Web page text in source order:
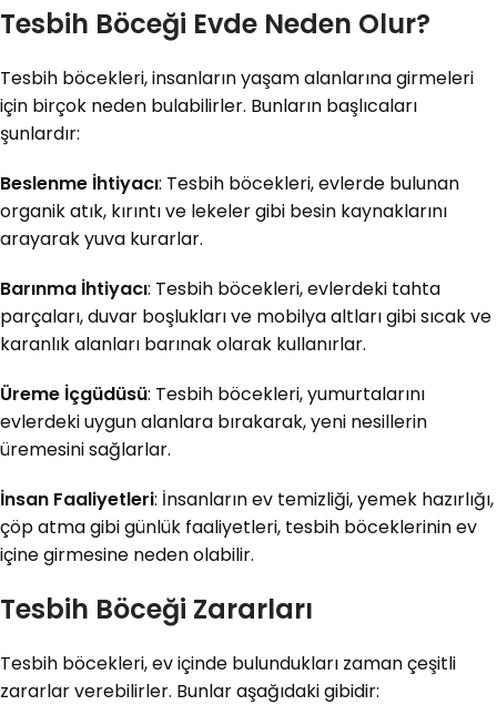
Tesbih Böceği Evde Neden Olur?
Tesbih böcekleri, insanların yaşam alanlarına girmeleri
için birçok neden bulabilirler. Bunların başlıcaları
şunlardır:
Beslenme İhtiyacı: Tesbih böcekleri, evlerde bulunan
organik atık, kırıntı ve lekeler gibi besin kaynaklarını
arayarak yuva kurarlar.
Barınma İhtiyacı: Tesbih böcekleri, evlerdeki tahta
parçaları, duvar boşlukları ve mobilya altları gibi sıcak ve
karanlık alanları barınak olarak kullanırlar.
Üreme İçgüdüsü: Tesbih böcekleri, yumurtalarını
evlerdeki uygun alanlara bırakarak, yeni nesillerin
üremesini sağlarlar.
İnsan Faaliyetleri: İnsanların ev temizliği, yemek hazırlığı,
çöp atma gibi günlük faaliyetleri, tesbih böceklerinin ev
içine girmesine neden olabilir.
Tesbih Böceği Zararları
Tesbih böcekleri, ev içinde bulundukları zaman çeşitli
zararlar verebilirler. Bunlar aşağıdaki gibidir: